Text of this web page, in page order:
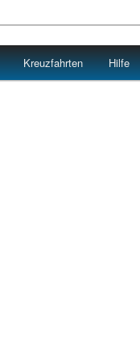
Kreuzfahrten Hilfe